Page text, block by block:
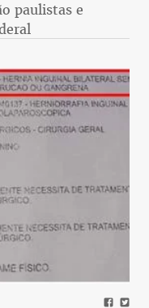
paulistas e